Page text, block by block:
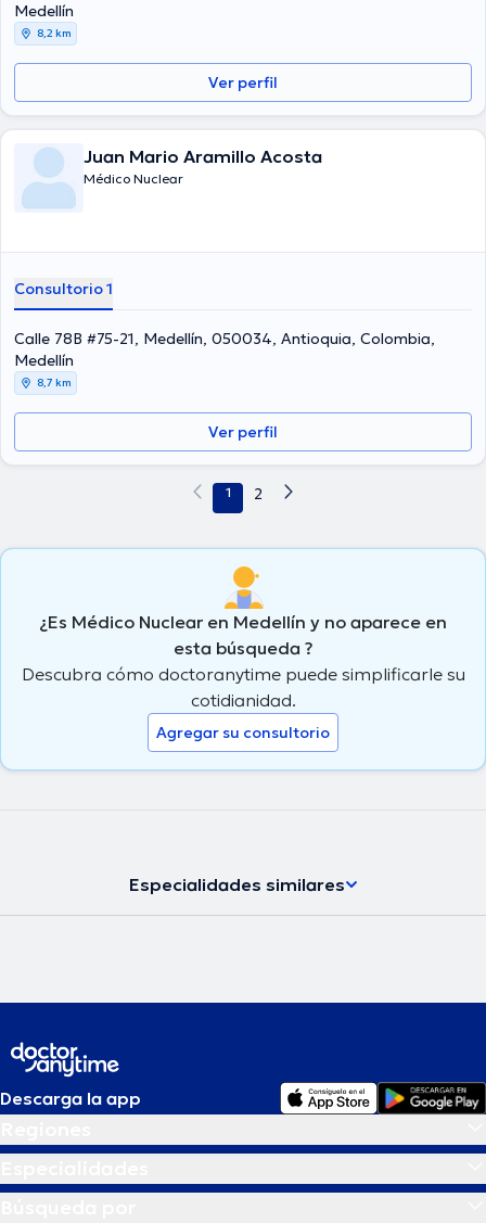
Medellín
8,2 km
Ver perfil
Juan Mario Aramillo Acosta
Médico Nuclear
Consultorio 1
Calle 78B #75-21, Medellín, 050034, Antioquia, Colombia,
Medellín
8,7 km
Ver perfil
1 2
¿Es Médico Nuclear en Medellín y no aparece en
esta búsqueda ?
Descubra cómo doctoranytime puede simplificarle su
cotidianidad.
Agregar su consultorio
Especialidades similares
Descarga la app